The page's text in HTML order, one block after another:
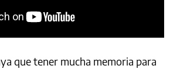
que tener mucha memoria para